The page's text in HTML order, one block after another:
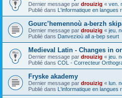
Dernier message par drouizig « ven.
Publié dans L'informatique en langues
Gourc’hemennoù a-berzh
Dernier message par drouizig « jeu.
Publié dans Danvezioù all a-bep seurt
Medieval Latin - Changes in
Dernier message par drouizig « jeu.
Publié dans COL - Correcteur
Fryske akademy
Dernier message par drouizig « lun.
Publié dans L'informatique en langues